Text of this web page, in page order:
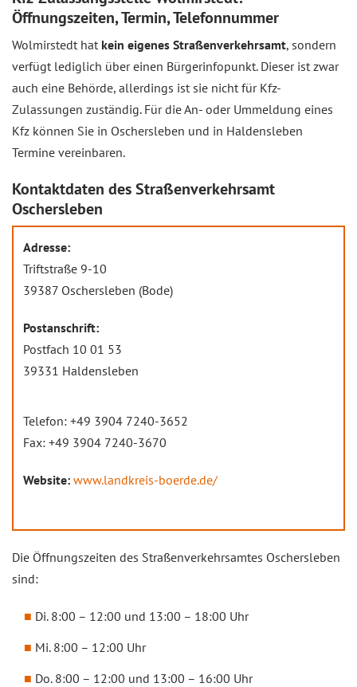
Öffnungszeiten, Termin, Telefonnummer
Wolmirstedt hat kein eigenes Straßenverkehrsamt, sondern
verfügt lediglich über einen Bürgerinfopunkt. Dieser ist zwar
auch eine Behörde, allerdings ist sie nicht für Kfz-
Zulassungen zuständig. Für die An- oder Ummeldung eines
Kfz können Sie in Oschersleben und in Haldensleben
Termine vereinbaren.
Kontaktdaten des Straßenverkehrsamt
Oschersleben
Adresse:
Triftstraße 9-10
39387 Oschersleben (Bode)
Postanschrift:
Postfach 10 01 53
39331 Haldensleben
Telefon: +49 3904 7240-3652
Fax: +49 3904 7240-3670
Website: www.landkreis-boerde.de/
Die Öffnungszeiten des Straßenverkehrsamtes Oschersleben
sind:
Di. 8:00 – 12:00 und 13:00 – 18:00 Uhr
Mi. 8:00 – 12:00 Uhr
Do. 8:00 – 12:00 und 13:00 – 16:00 Uhr